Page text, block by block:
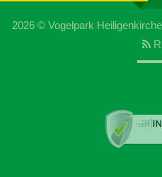
2026 © Vogelpark